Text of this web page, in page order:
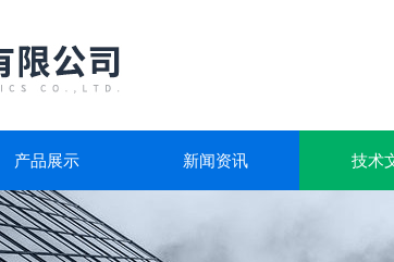
产品展示 新闻资讯 技术